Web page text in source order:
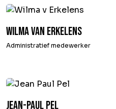
Wilma van Erkelens
Administratief medewerker
Jean-Paul Pel